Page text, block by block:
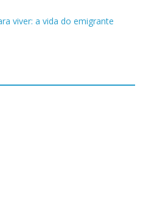
viver: a vida do emigrante